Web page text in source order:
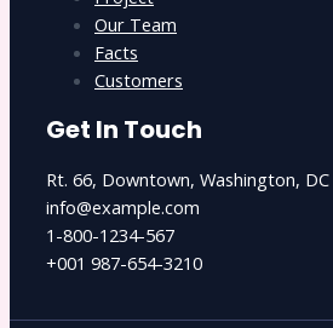
Our Team
Facts
Customers
Get In Touch
Rt. 66, Downtown, Washington, DC
info@example.com​
1-800-1234-567
+001 987-654-3210